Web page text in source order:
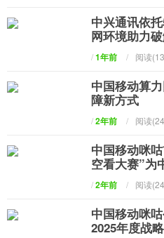
中兴通讯依
网环境助力
/1年前 / 阅读
中国移动算
障新方式
/2年前 / 阅读
中国移动咪
空看大赛”为
/2年前 / 阅读
中国移动咪
2025年度战